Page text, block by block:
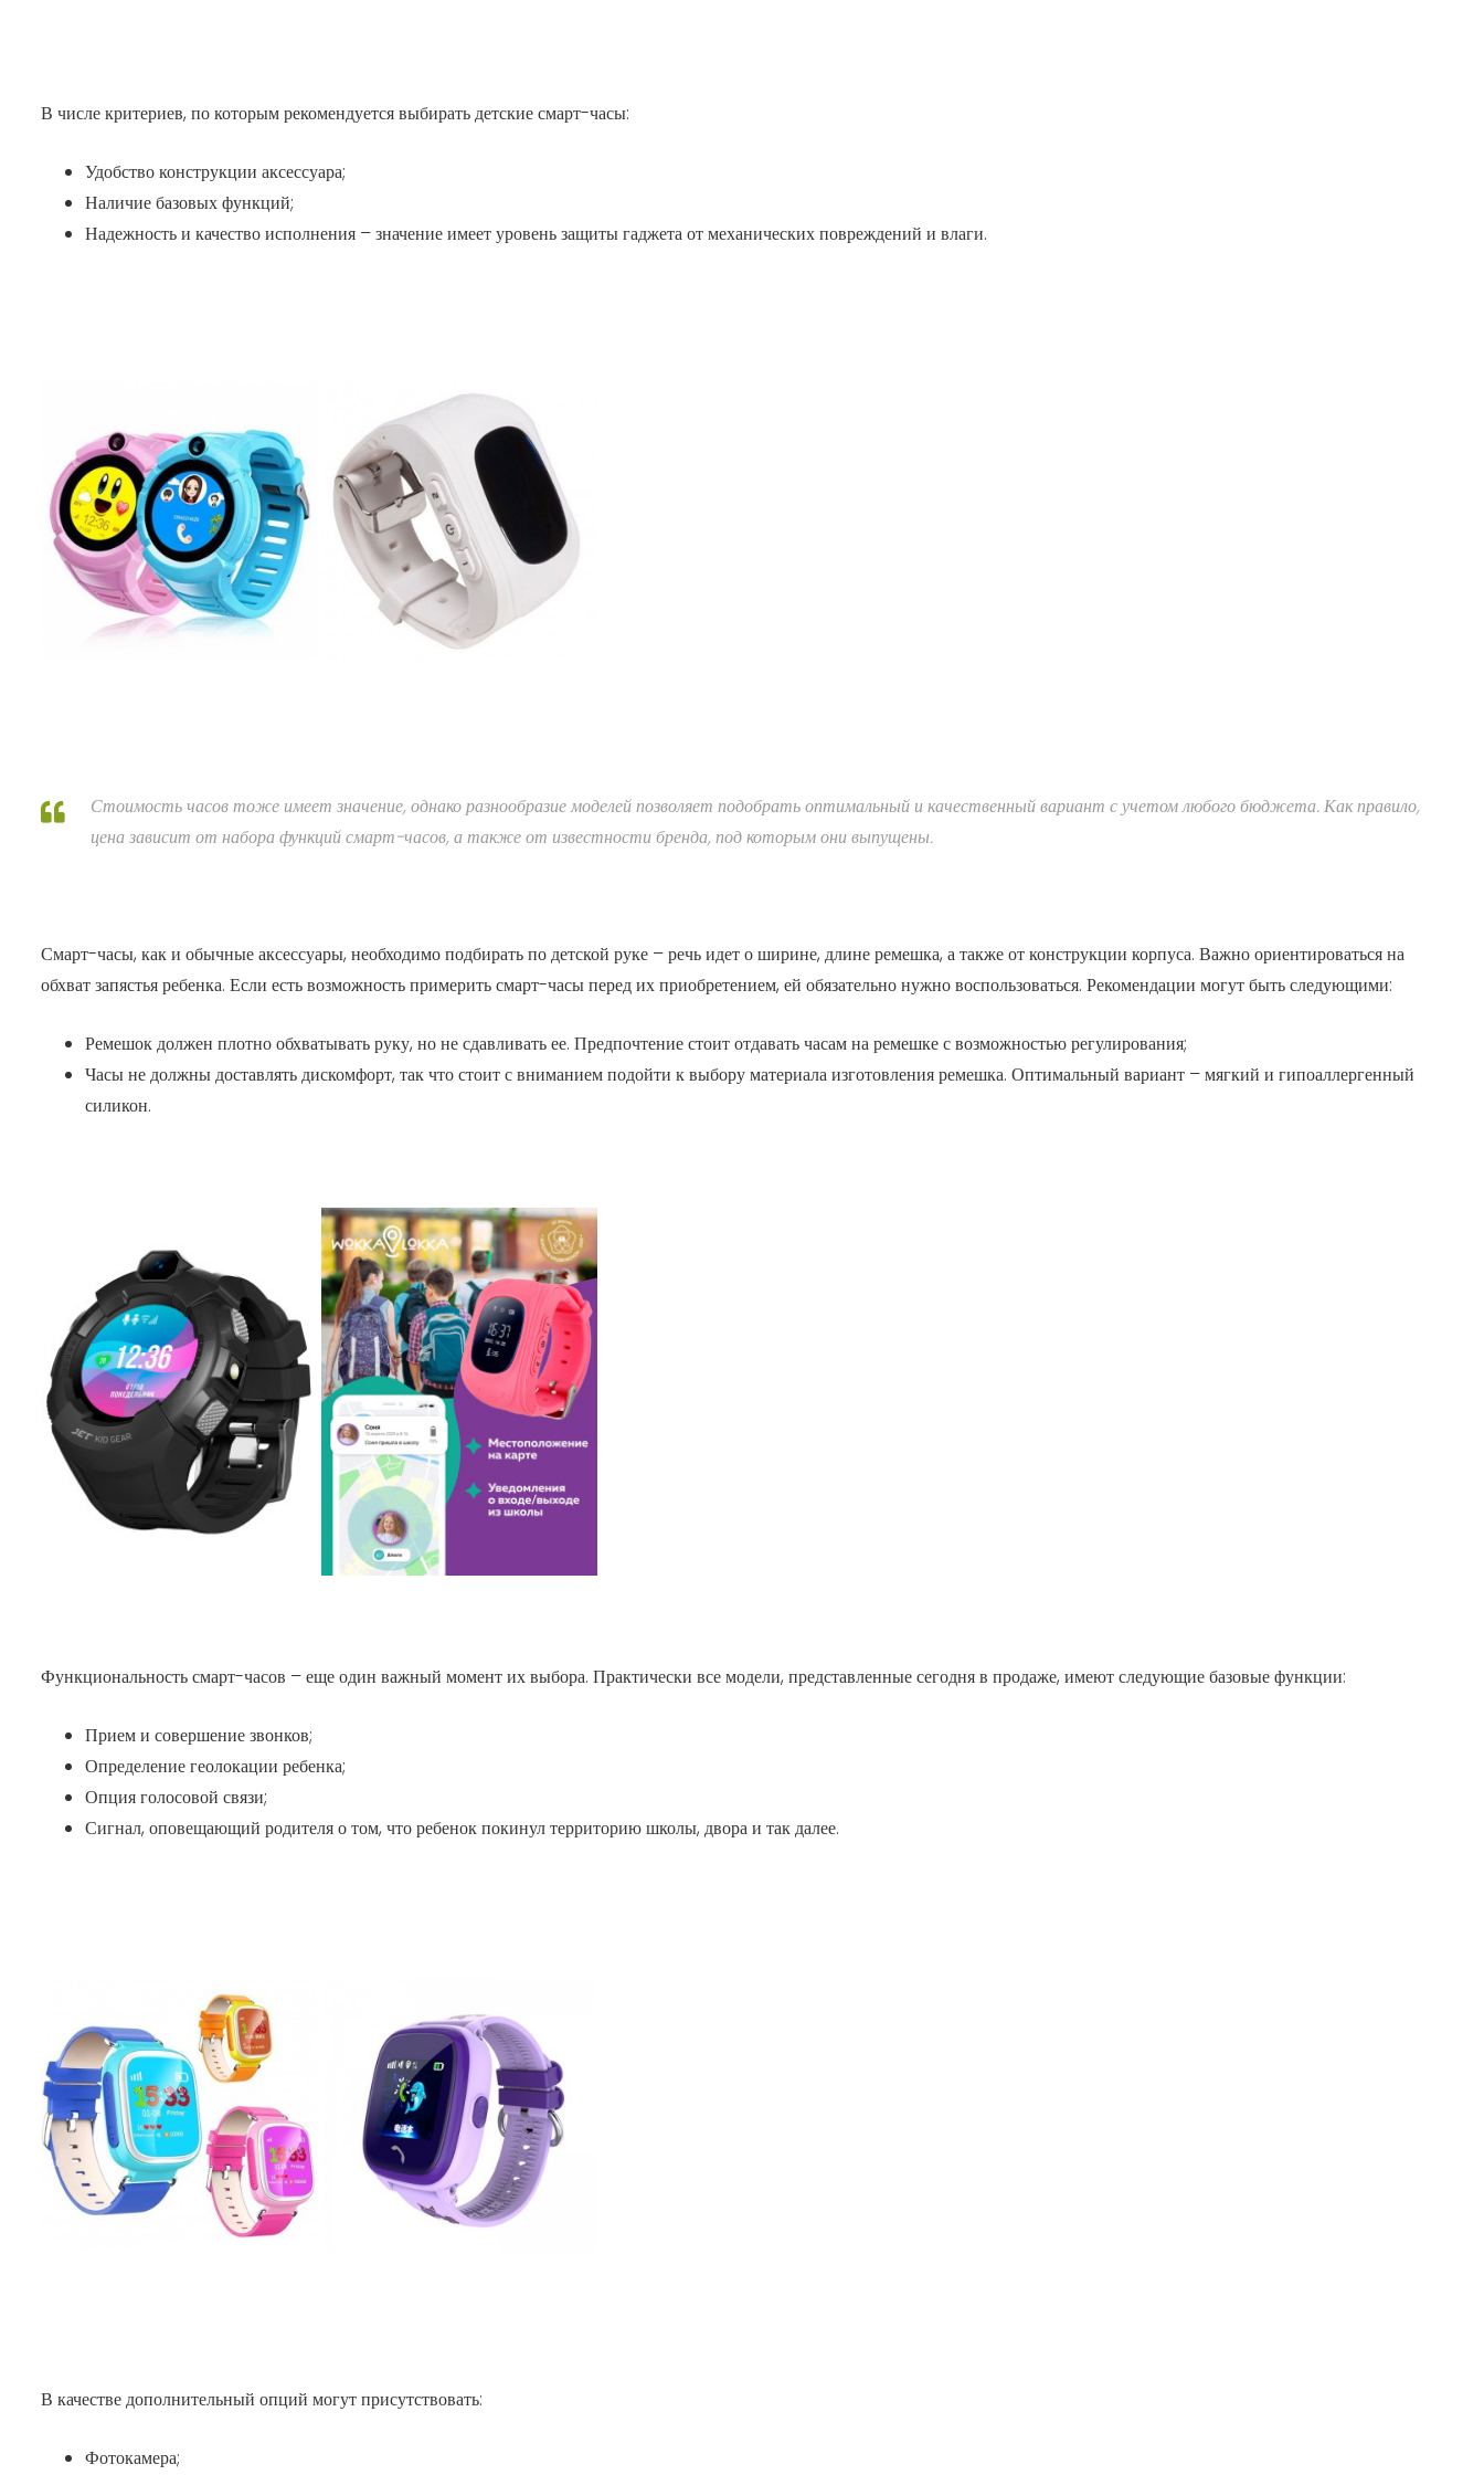
В числе критериев, по которым рекомендуется выбирать детские смарт-часы:
Удобство конструкции аксессуара;
Наличие базовых функций;
Надежность и качество исполнения – значение имеет уровень защиты гаджета от механических повреждений и влаги.
Стоимость часов тоже имеет значение, однако разнообразие моделей позволяет подобрать оптимальный и качественный вариант с учетом любого бюджета. Как правило,
цена зависит от набора функций смарт-часов, а также от известности бренда, под которым они выпущены.
Смарт-часы, как и обычные аксессуары, необходимо подбирать по детской руке – речь идет о ширине, длине ремешка, а также от конструкции корпуса. Важно ориентироваться на
обхват запястья ребенка. Если есть возможность примерить смарт-часы перед их приобретением, ей обязательно нужно воспользоваться. Рекомендации могут быть следующими:
Ремешок должен плотно обхватывать руку, но не сдавливать ее. Предпочтение стоит отдавать часам на ремешке с возможностью регулирования;
Часы не должны доставлять дискомфорт, так что стоит с вниманием подойти к выбору материала изготовления ремешка. Оптимальный вариант – мягкий и гипоаллергенный
силикон.
Функциональность смарт-часов – еще один важный момент их выбора. Практически все модели, представленные сегодня в продаже, имеют следующие базовые функции:
Прием и совершение звонков;
Определение геолокации ребенка;
Опция голосовой связи;
Сигнал, оповещающий родителя о том, что ребенок покинул территорию школы, двора и так далее.
В качестве дополнительный опций могут присутствовать:
Фотокамера;